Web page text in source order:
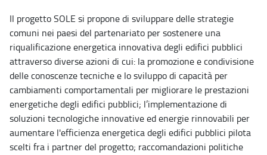
Il progetto SOLE si propone di sviluppare delle strategie
comuni nei paesi del partenariato per sostenere una
riqualificazione energetica innovativa degli edifici pubblici
attraverso diverse azioni di cui: la promozione e condivisione
delle conoscenze tecniche e lo sviluppo di capacità per
cambiamenti comportamentali per migliorare le prestazioni
energetiche degli edifici pubblici; l’implementazione di
soluzioni tecnologiche innovative ed energie rinnovabili per
aumentare l'efficienza energetica degli edifici pubblici pilota
scelti fra i partner del progetto; raccomandazioni politiche